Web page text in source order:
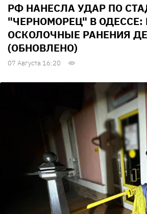
РФ НАНЕСЛА УДАР ПО
"ЧЕРНОМОРЕЦ" В
ОСКОЛОЧНЫЕ РАНЕНИЯ
(ОБНОВЛЕНО)
07 Августа 16:20